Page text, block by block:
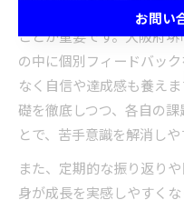
長段階や性格、得意・不
ことが重要です。大阪府
の中に個別フィードバッ
なく自信や達成感も養え
礎を徹底しつつ、各自の
とで、苦手意識を解消しや
また、定期的な振り返り
身が成長を実感しやすく
お問い
お問い